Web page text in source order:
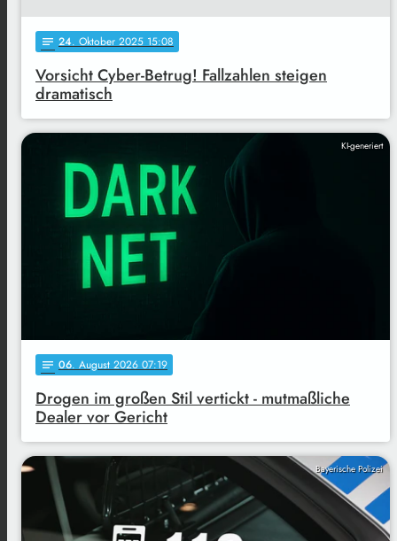
notes 24. Oktober 2025 15:08
Vorsicht Cyber-Betrug! Fallzahlen steigen
dramatisch
KI-generiert
notes 06. August 2026 07:19
Drogen im großen Stil vertickt - mutmaßliche
Dealer vor Gericht
Bayerische Polizei